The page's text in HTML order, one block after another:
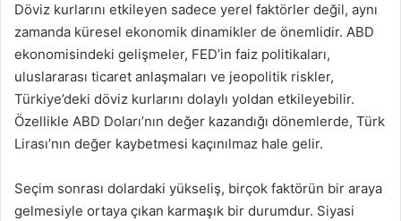
Döviz kurlarını etkileyen sadece yerel faktörler değil, aynı
zamanda küresel ekonomik dinamikler de önemlidir. ABD
ekonomisindeki gelişmeler, FED’in faiz politikaları,
uluslararası ticaret anlaşmaları ve jeopolitik riskler,
Türkiye’deki döviz kurlarını dolaylı yoldan etkileyebilir.
Özellikle ABD Doları’nın değer kazandığı dönemlerde, Türk
Lirası’nın değer kaybetmesi kaçınılmaz hale gelir.
Seçim sonrası dolardaki yükseliş, birçok faktörün bir araya
gelmesiyle ortaya çıkan karmaşık bir durumdur. Siyasi